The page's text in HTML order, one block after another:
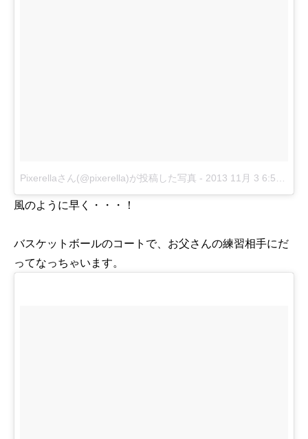
Pixerellaさん(@pixerella)が投稿した写真 - 2013 11月 3 6:54午前 PST
風のように早く・・・！
バスケットボールのコートで、お父さんの練習相手にだ
ってなっちゃいます。